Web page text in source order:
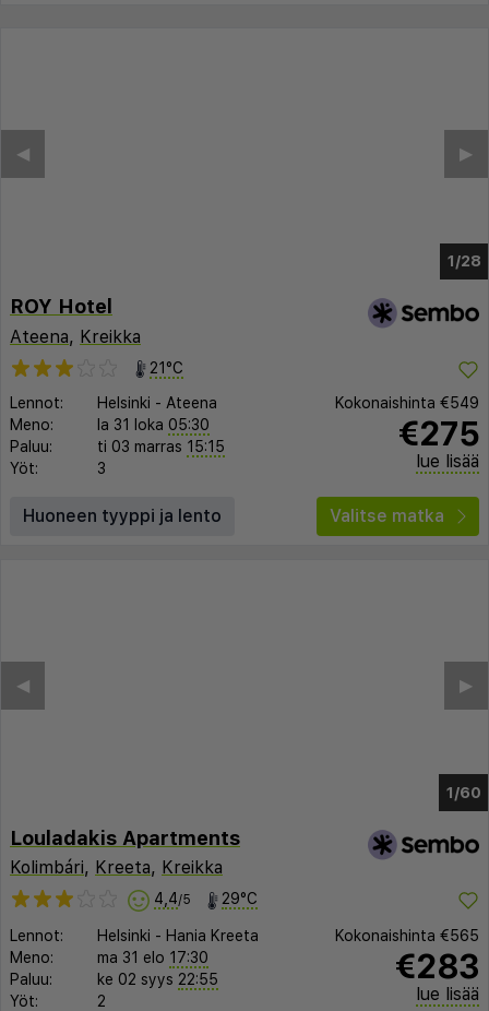
1/24
▶︎
◀︎
ROY Hotel
Ateena, Kreikka
21°C
Lennot:
Helsinki - Ateena
Meno:
la 31 loka 05:30
Paluu:
ti 03 marras 15:15
Yöt:
3
Kokonaishinta €549
€275
lue lisää
Huoneen tyyppi ja lento Valitse matka
1/56
▶︎
◀︎
Louladakis Apartments
Kolimbári, Kreeta, Kreikka
4,4/5 29°C
Lennot: Helsinki - Hania Kreeta
Meno:
ma 31 elo 17:30
Paluu:
ke 02 syys 22:55
Yöt:
2
Kokonaishinta €565
€283
lue lisää